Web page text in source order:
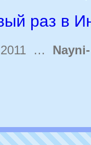
раз в
… Nayni-